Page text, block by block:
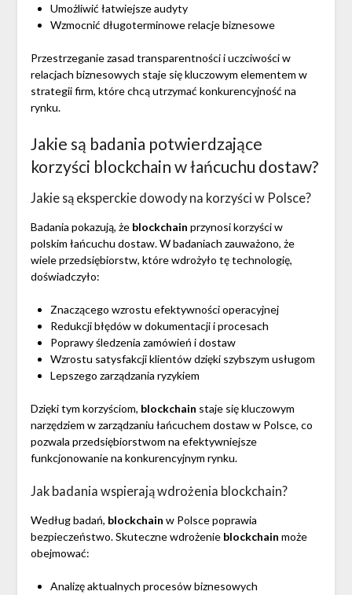
Umożliwić łatwiejsze audyty
Wzmocnić długoterminowe relacje biznesowe
Przestrzeganie zasad transparentności i uczciwości w
relacjach biznesowych staje się kluczowym elementem w
strategii firm, które chcą utrzymać konkurencyjność na
rynku.
Jakie są badania potwierdzające
korzyści blockchain w łańcuchu dostaw?
Jakie są eksperckie dowody na korzyści w Polsce?
Badania pokazują, że blockchain przynosi korzyści w
polskim łańcuchu dostaw. W badaniach zauważono, że
wiele przedsiębiorstw, które wdrożyło tę technologię,
doświadczyło:
Znaczącego wzrostu efektywności operacyjnej
Redukcji błędów w dokumentacji i procesach
Poprawy śledzenia zamówień i dostaw
Wzrostu satysfakcji klientów dzięki szybszym usługom
Lepszego zarządzania ryzykiem
Dzięki tym korzyściom, blockchain staje się kluczowym
narzędziem w zarządzaniu łańcuchem dostaw w Polsce, co
pozwala przedsiębiorstwom na efektywniejsze
funkcjonowanie na konkurencyjnym rynku.
Jak badania wspierają wdrożenia blockchain?
Według badań, blockchain w Polsce poprawia
bezpieczeństwo. Skuteczne wdrożenie blockchain może
obejmować:
Analizę aktualnych procesów biznesowych